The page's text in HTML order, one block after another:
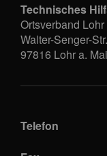
Technisches
Ortsverband Lohr
Walter-Senger-
97816 Lohr a.
Telefon